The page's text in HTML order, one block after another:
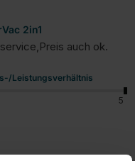
2in1
auch ok.
Leistungsverhältnis
5